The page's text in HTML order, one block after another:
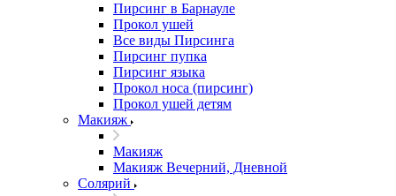
Пирсинг в Барнауле
Прокол ушей
Все виды Пирсинга
Пирсинг пупка
Пирсинг языка
Прокол носа (пирсинг)
Прокол ушей детям
Макияж
Макияж
Макияж Вечерний, Дневной
Солярий